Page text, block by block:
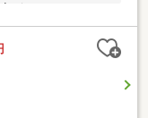
ルトインエアコ
◇バルコニー出て
よる◇キッチンには
からデッキ直結◇世
46階建て制震構
能（細則あり）◇